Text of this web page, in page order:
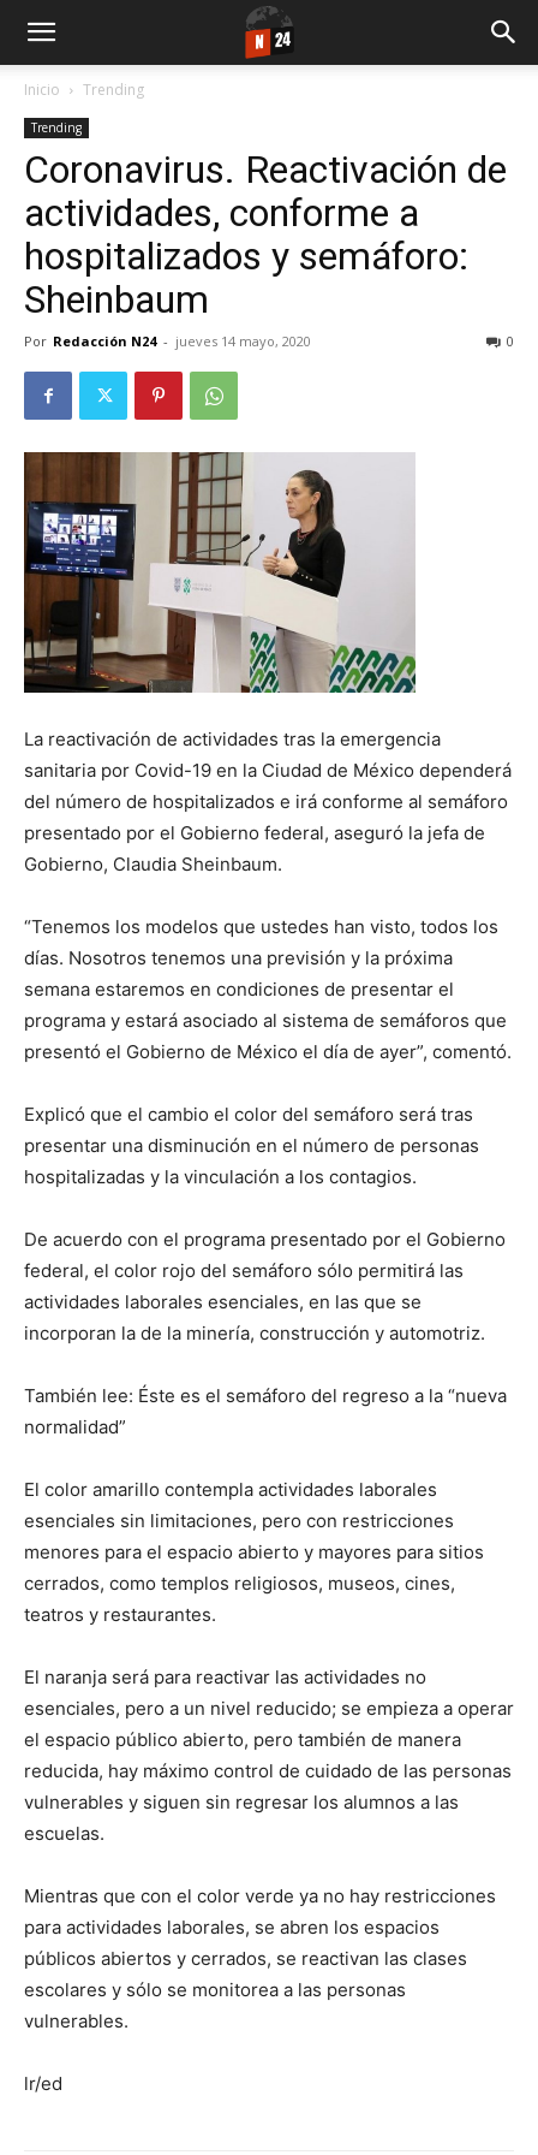
Inicio Trending
Trending
Coronavirus. Reactivación de
actividades, conforme a
hospitalizados y semáforo:
Sheinbaum
Por Redacción N24 - jueves 14 mayo, 2020 0
La reactivación de actividades tras la emergencia
sanitaria por Covid-19 en la Ciudad de México dependerá
del número de hospitalizados e irá conforme al semáforo
presentado por el Gobierno federal, aseguró la jefa de
Gobierno, Claudia Sheinbaum.
“Tenemos los modelos que ustedes han visto, todos los
días. Nosotros tenemos una previsión y la próxima
semana estaremos en condiciones de presentar el
programa y estará asociado al sistema de semáforos que
presentó el Gobierno de México el día de ayer”, comentó.
Explicó que el cambio el color del semáforo será tras
presentar una disminución en el número de personas
hospitalizadas y la vinculación a los contagios.
De acuerdo con el programa presentado por el Gobierno
federal, el color rojo del semáforo sólo permitirá las
actividades laborales esenciales, en las que se
incorporan la de la minería, construcción y automotriz.
También lee: Éste es el semáforo del regreso a la “nueva
normalidad”
El color amarillo contempla actividades laborales
esenciales sin limitaciones, pero con restricciones
menores para el espacio abierto y mayores para sitios
cerrados, como templos religiosos, museos, cines,
teatros y restaurantes.
El naranja será para reactivar las actividades no
esenciales, pero a un nivel reducido; se empieza a operar
el espacio público abierto, pero también de manera
reducida, hay máximo control de cuidado de las personas
vulnerables y siguen sin regresar los alumnos a las
escuelas.
Mientras que con el color verde ya no hay restricciones
para actividades laborales, se abren los espacios
públicos abiertos y cerrados, se reactivan las clases
escolares y sólo se monitorea a las personas
vulnerables.
lr/ed